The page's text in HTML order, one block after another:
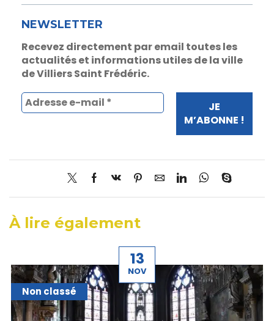
NEWSLETTER
Recevez directement par email toutes les
actualités et informations utiles de la ville
de Villiers Saint Frédéric.
À lire également
13
NOV
Non classé